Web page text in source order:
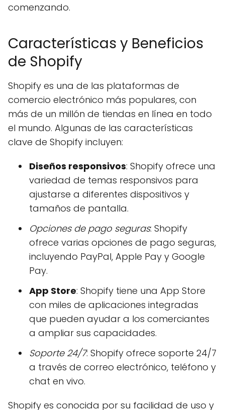
comenzando.
Características y Beneficios
de Shopify
Shopify es una de las plataformas de
comercio electrónico más populares, con
más de un millón de tiendas en línea en todo
el mundo. Algunas de las características
clave de Shopify incluyen:
Diseños responsivos: Shopify ofrece una
variedad de temas responsivos para
ajustarse a diferentes dispositivos y
tamaños de pantalla.
Opciones de pago seguras: Shopify
ofrece varias opciones de pago seguras,
incluyendo PayPal, Apple Pay y Google
Pay.
App Store: Shopify tiene una App Store
con miles de aplicaciones integradas
que pueden ayudar a los comerciantes
a ampliar sus capacidades.
Soporte 24/7: Shopify ofrece soporte 24/7
a través de correo electrónico, teléfono y
chat en vivo.
Shopify es conocida por su facilidad de uso y